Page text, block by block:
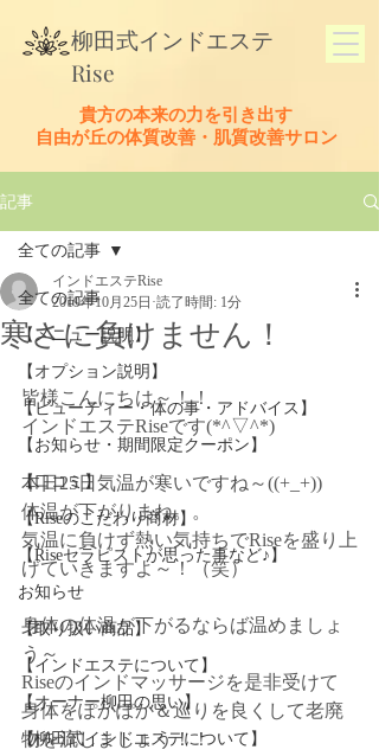
貴方の本来の力を引き出す
​自由が丘の体質改善・肌質改善サロン
​柳田式インドエステ
Rise
記事
全ての記事
【メニュー説明】
【オプション説明】
【ビューティー・体の事・アドバイス】
【お知らせ・期間限定クーポン】
【口コミ】
【Riseのこだわり商材】
【Riseセラピストが思った事など♪】
お知らせ
【取り扱い商品】
【インドエステについて】
【オーナー柳田の思い】
【柳田式インドエステについて】
全ての記事
寒さに負けません！
インドエステRise
2019年10月25日 読了時間: 1分
皆様こんにちは～！！
インドエステRiseです(*^▽^*)
本日25日気温が寒いですね～((+_+))
体温が下がりまね。。
気温に負けず熱い気持ちでRiseを盛り上
げていきますよ～！（笑）
身体の体温が下がるならば温めましょ
う～
Riseのインドマッサージを是非受けて
身体をぽかぽか＆巡りを良くして老廃
物を流しましょう！！